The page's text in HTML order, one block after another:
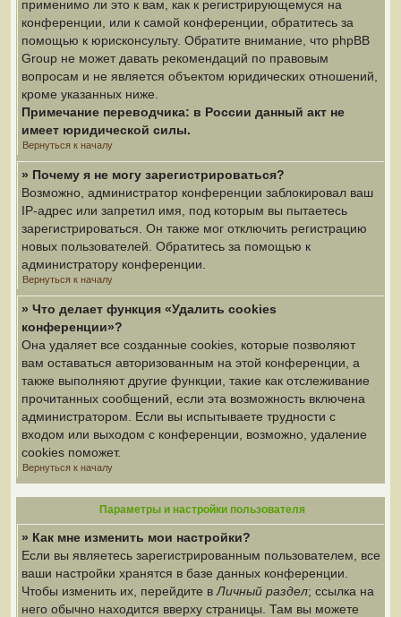
применимо ли это к вам, как к регистрирующемуся на
конференции, или к самой конференции, обратитесь за
помощью к юрисконсульту. Обратите внимание, что phpBB
Group не может давать рекомендаций по правовым
вопросам и не является объектом юридических отношений,
кроме указанных ниже.
Примечание переводчика: в России данный акт не
имеет юридической силы.
Вернуться к началу
» Почему я не могу зарегистрироваться?
Возможно, администратор конференции заблокировал ваш
IP-адрес или запретил имя, под которым вы пытаетесь
зарегистрироваться. Он также мог отключить регистрацию
новых пользователей. Обратитесь за помощью к
администратору конференции.
Вернуться к началу
» Что делает функция «Удалить cookies
конференции»?
Она удаляет все созданные cookies, которые позволяют
вам оставаться авторизованным на этой конференции, а
также выполняют другие функции, такие как отслеживание
прочитанных сообщений, если эта возможность включена
администратором. Если вы испытываете трудности с
входом или выходом с конференции, возможно, удаление
cookies поможет.
Вернуться к началу
Параметры и настройки пользователя
» Как мне изменить мои настройки?
Если вы являетесь зарегистрированным пользователем, все
ваши настройки хранятся в базе данных конференции.
Чтобы изменить их, перейдите в Личный раздел; ссылка на
него обычно находится вверху страницы. Там вы можете